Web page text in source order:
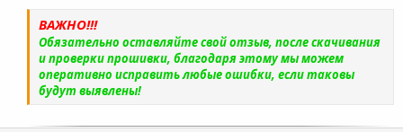
ВАЖНО!!!
Обязательно оставляйте свой отзыв, после скачивания
и проверки прошивки, благодаря этому мы можем
оперативно исправить любые ошибки, если таковы
будут выявлены!